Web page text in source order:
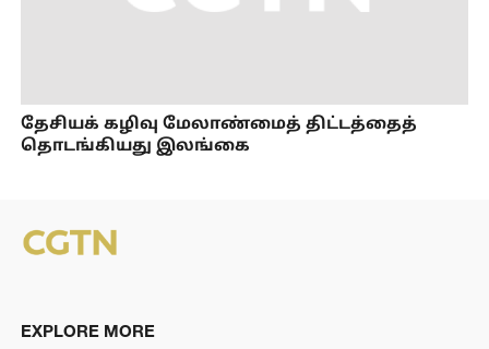
தேசியக் கழிவு மேலாண்மைத் திட்டத்தைத்
தொடங்கியது இலங்கை
EXPLORE MORE